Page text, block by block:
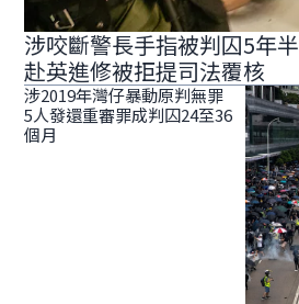
涉咬斷警長手指被判囚5年半 杜啟華出獄後欲
赴英進修被拒提司法覆核
涉2019年灣仔暴動原判無罪
5人發還重審罪成判囚24至36
個月